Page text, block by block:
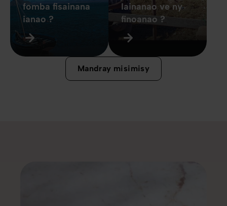
fomba fisainana
ianao ?
Iainanao ve ny
finoanao ?
Mandray misimisy